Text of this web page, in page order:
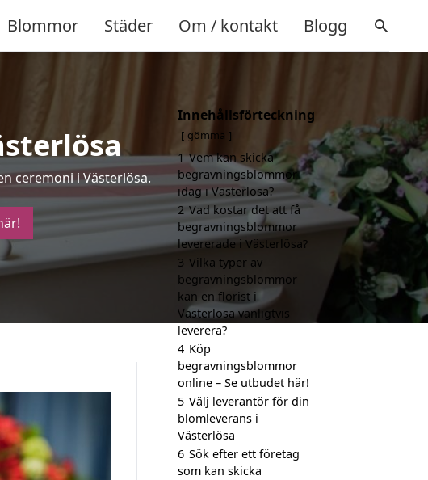
Blommor Städer Om / kontakt Blogg
ceremoni i Västerlösa.
Innehållsförteckning
gömma
1 Vem kan skicka
begravningsblommor
idag i Västerlösa?
2 Vad kostar det att få
begravningsblommor
levererade i Västerlösa?
3 Vilka typer av
begravningsblommor
kan en florist i
Västerlösa vanligtvis
leverera?
4 Köp
begravningsblommor
online – Se utbudet här!
5 Välj leverantör för din
blomleverans i
Västerlösa
6 Sök efter ett företag
som kan skicka